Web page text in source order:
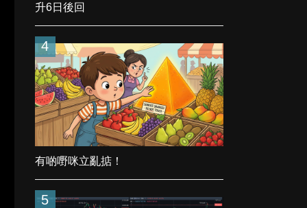
升6日後回
4
有啲嘢咪立亂掂！
5